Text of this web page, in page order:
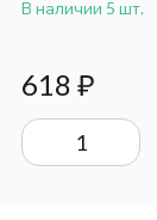
В наличии 5 шт.
618 ₽